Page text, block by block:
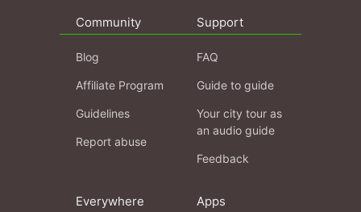
Community
Blog
Affiliate Program
Guidelines
Report abuse
Support
FAQ
Guide to guide
Your city tour as
an audio guide
Feedback
Everywhere Apps